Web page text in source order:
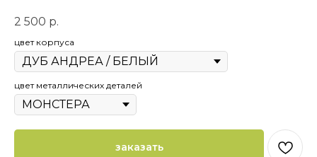
2 500 р.
цвет корпуса
цвет металлических деталей
заказать